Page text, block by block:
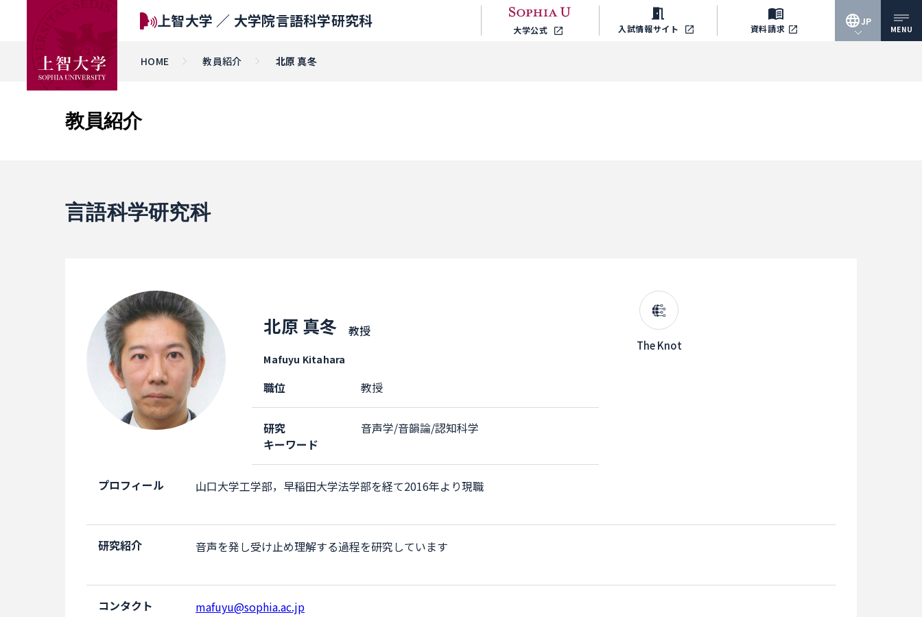
上智大学 ／ 大学院言語科学研究科 大学公式 入試情報サイト 資料請求
JP
MENU
HOME 教員紹介 北原 真冬
教員紹介
言語科学研究科
北原 真冬 教授
Mafuyu Kitahara
The Knot
職位 教授
研究
キーワード
音声学/音韻論/認知科学
プロフィール 山口大学工学部，早稲田大学法学部を経て2016年より現職
研究紹介 音声を発し受け止め理解する過程を研究しています
コンタクト mafuyu@sophia.ac.jp